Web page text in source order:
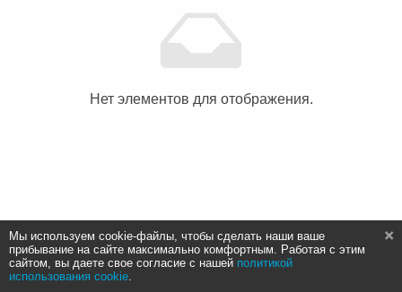
Нет элементов для отображения.
Мы используем cookie-файлы, чтобы сделать наши ваше
прибывание на сайте максимально комфортным. Работая с этим
сайтом, вы даете свое согласие с нашей политикой
использования cookie.